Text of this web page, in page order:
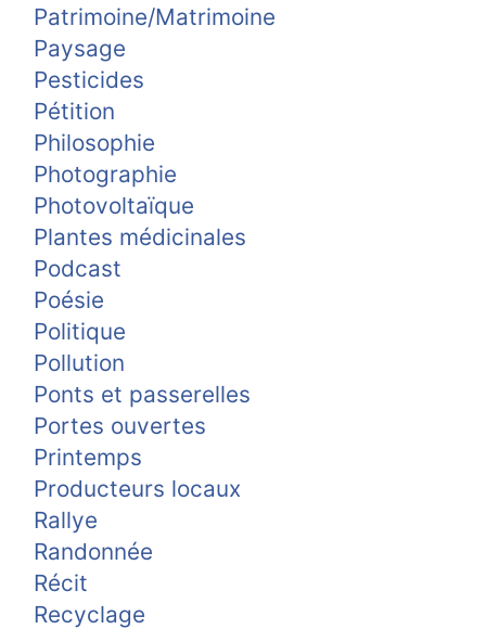
Patrimoine/Matrimoine
Paysage
Pesticides
Pétition
Philosophie
Photographie
Photovoltaïque
Plantes médicinales
Podcast
Poésie
Politique
Pollution
Ponts et passerelles
Portes ouvertes
Printemps
Producteurs locaux
Rallye
Randonnée
Récit
Recyclage